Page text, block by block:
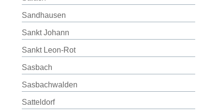
Sandhausen
Sankt Johann
Sankt Leon-Rot
Sasbach
Sasbachwalden
Satteldorf